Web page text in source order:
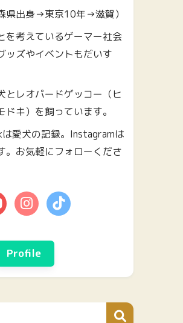
県出身→東京10年→滋賀）
を考えているゲーマー社会
ッズやイベントもだいす
とレオパードゲッコー（ヒ
ドキ）を飼っています。
愛犬の記録。Instagramは
。お気軽にフォローくださ
Profile